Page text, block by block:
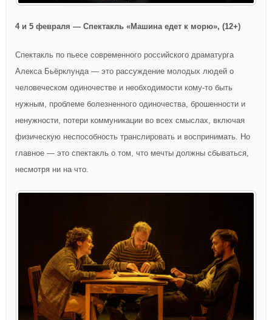
4 и 5 февраля — Спектакль «Машина едет к морю», (12+)
Спектакль по пьесе современного российского драматурга
Алекса Бьёрклунда — это рассуждение молодых людей о
человеческом одиночестве и необходимости кому-то быть
нужным, проблеме болезненного одиночества, брошенности и
ненужности, потери коммуникации во всех смыслах, включая
физическую неспособность транслировать и воспринимать. Но
главное — это спектакль о том, что мечты должны сбываться,
несмотря ни на что.